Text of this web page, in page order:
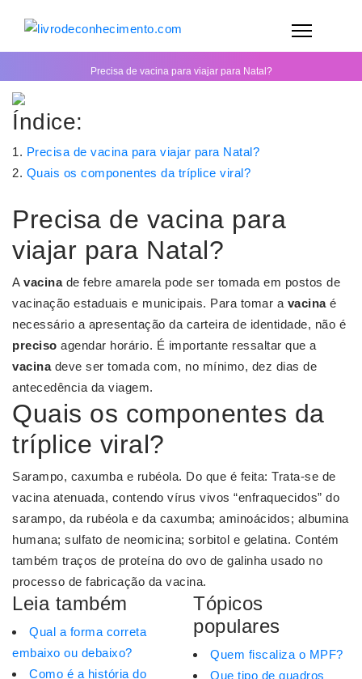
Precisa de vacina para viajar para Natal?
Índice:
Precisa de vacina para viajar para Natal?
Quais os componentes da tríplice viral?
Precisa de vacina para
viajar para Natal?
A vacinade febre amarela pode ser tomada em postos de
vacinação estaduais e municipais. Para tomar a vacinaé
necessário a apresentação da carteira de identidade, não é
preciso agendar horário. É importante ressaltar que a
vacinadeve ser tomada com, no mínimo, dez dias de
antecedência da viagem.
Quais os componentes da
tríplice viral?
Sarampo, caxumba e rubéola. Do que é feita: Trata-se de
vacina atenuada, contendo vírus vivos “enfraquecidos” do
sarampo, da rubéola e da caxumba; aminoácidos; albumina
humana; sulfato de neomicina; sorbitol e gelatina. Contém
também traços de proteína do ovo de galinha usado no
processo de fabricação da vacina.
Leia também
Qual a forma correta
embaixo ou debaixo?
Como é a história do
Tópicos
populares
Quem fiscaliza o MPF?
Que tipo de quadros